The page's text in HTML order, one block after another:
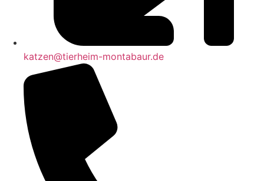
katzen@tierheim-montabaur.de